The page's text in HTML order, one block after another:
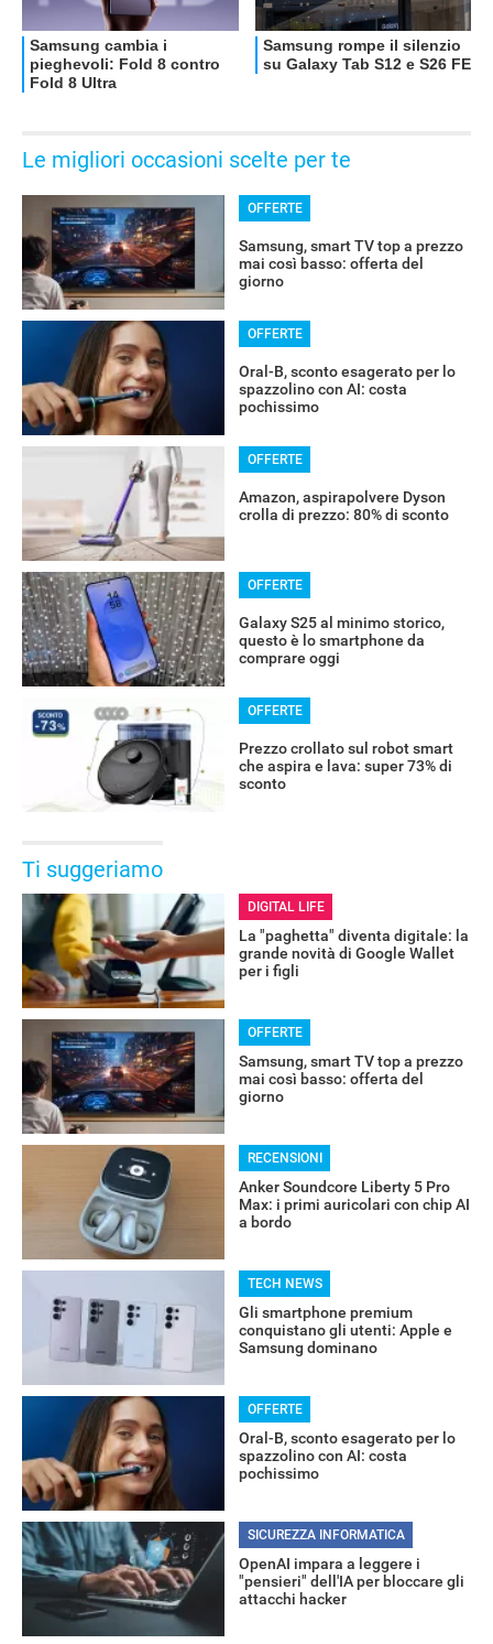
RECENSIONI
Le migliori occasioni scelte per te
OFFERTE
Samsung, smart TV top a prezzo
mai così basso: offerta del
giorno
OFFERTE
Oral-B, sconto esagerato per lo
spazzolino con AI: costa
pochissimo
OFFERTE
Amazon, aspirapolvere Dyson
crolla di prezzo: 80% di sconto
OFFERTE
Galaxy S25 al minimo storico,
questo è lo smartphone da
comprare oggi
OFFERTE
Prezzo crollato sul robot smart
che aspira e lava: super 73% di
sconto
Ti suggeriamo
DIGITAL LIFE
La "paghetta" diventa digitale: la
grande novità di Google Wallet
per i figli
OFFERTE
Samsung, smart TV top a prezzo
mai così basso: offerta del
giorno
RECENSIONI
Anker Soundcore Liberty 5 Pro
Max: i primi auricolari con chip AI
a bordo
TECH NEWS
Gli smartphone premium
conquistano gli utenti: Apple e
Samsung dominano
OFFERTE
Oral-B, sconto esagerato per lo
spazzolino con AI: costa
pochissimo
SICUREZZA INFORMATICA
OpenAI impara a leggere i
"pensieri" dell'IA per bloccare gli
attacchi hacker